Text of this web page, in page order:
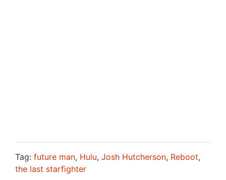
Tag: future man, Hulu, Josh Hutcherson, Reboot,
the last starfighter